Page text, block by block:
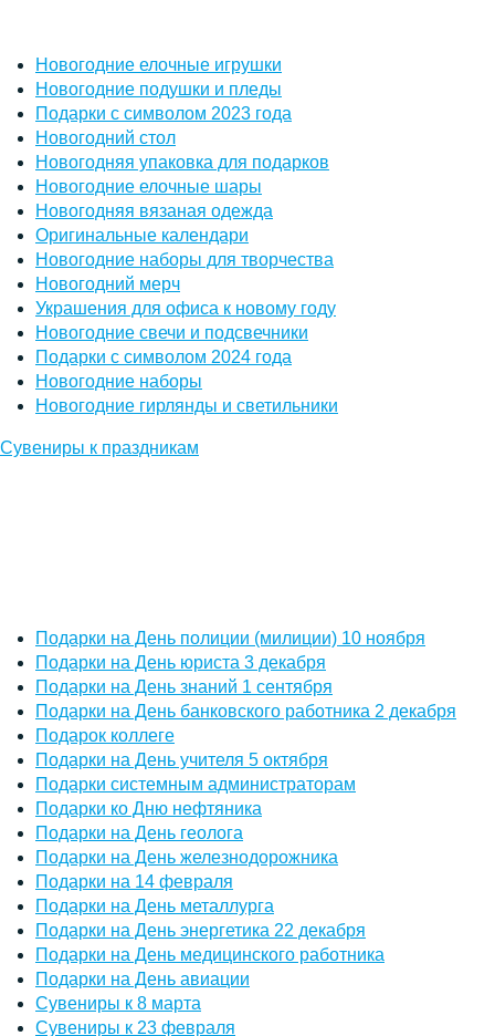
Новогодние елочные игрушки
Новогодние подушки и пледы
Подарки с символом 2023 года
Новогодний стол
Новогодняя упаковка для подарков
Новогодние елочные шары
Новогодняя вязаная одежда
Оригинальные календари
Новогодние наборы для творчества
Новогодний мерч
Украшения для офиса к новому году
Новогодние свечи и подсвечники
Подарки с символом 2024 года
Новогодние наборы
Новогодние гирлянды и светильники
Сувениры к праздникам
Подарки на День полиции (милиции) 10 ноября
Подарки на День юриста 3 декабря
Подарки на День знаний 1 сентября
Подарки на День банковского работника 2 декабря
Подарок коллеге
Подарки на День учителя 5 октября
Подарки системным администраторам
Подарки ко Дню нефтяника
Подарки на День геолога
Подарки на День железнодорожника
Подарки на 14 февраля
Подарки на День металлурга
Подарки на День энергетика 22 декабря
Подарки на День медицинского работника
Подарки на День авиации
Сувениры к 8 марта
Сувениры к 23 февраля